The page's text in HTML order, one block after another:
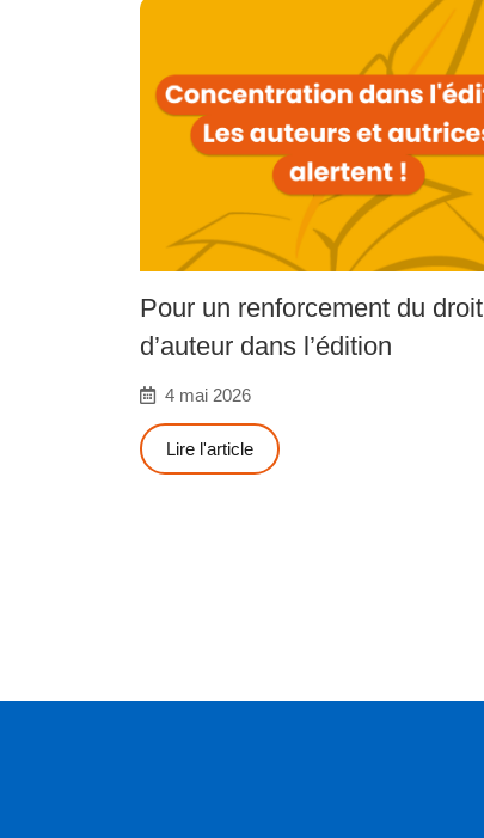
Pour un renforcement du droit
d’auteur dans l’édition
4 mai 2026
Lire l'article